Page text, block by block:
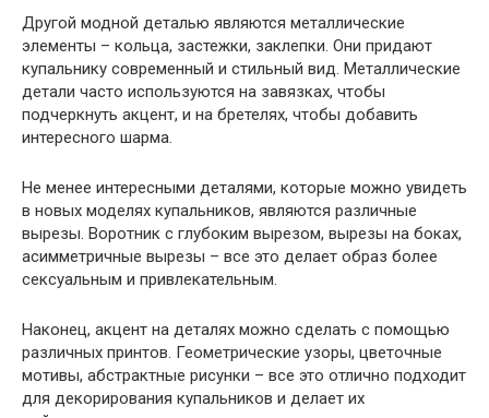
Другой модной деталью являются металлические
элементы – кольца, застежки, заклепки. Они придают
купальнику современный и стильный вид. Металлические
детали часто используются на завязках, чтобы
подчеркнуть акцент, и на бретелях, чтобы добавить
интересного шарма.
Не менее интересными деталями, которые можно увидеть
в новых моделях купальников, являются различные
вырезы. Воротник с глубоким вырезом, вырезы на боках,
асимметричные вырезы – все это делает образ более
сексуальным и привлекательным.
Наконец, акцент на деталях можно сделать с помощью
различных принтов. Геометрические узоры, цветочные
мотивы, абстрактные рисунки – все это отлично подходит
для декорирования купальников и делает их